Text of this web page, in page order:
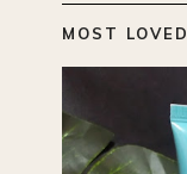
MOST LOVED